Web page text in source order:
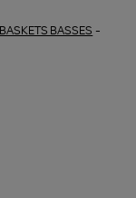
BASKETS BASSES -